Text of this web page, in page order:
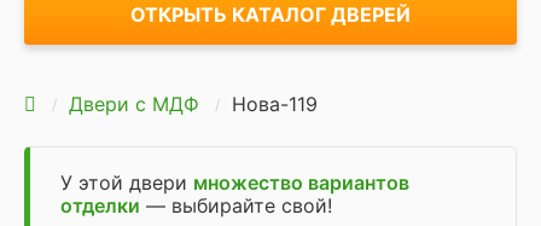
ОТКРЫТЬ КАТАЛОГ ДВЕРЕЙ
Двери с МДФ Нова-119
У этой двери множество вариантов
отделки — выбирайте свой!